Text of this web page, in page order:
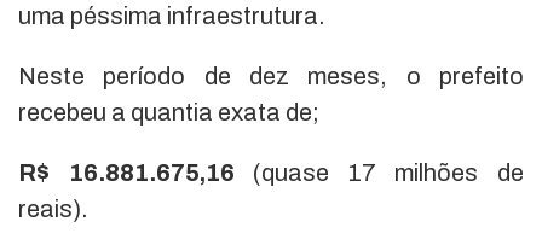
uma péssima infraestrutura.
Neste período de dez meses, o prefeito
recebeu a quantia exata de;
R$ 16.881.675,16 (quase 17 milhões de
reais).